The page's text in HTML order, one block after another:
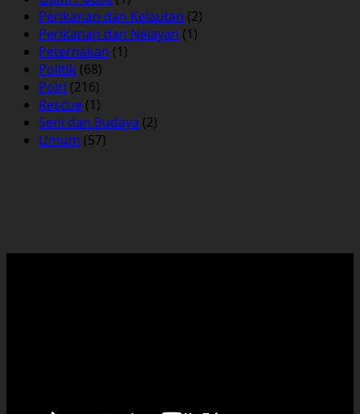
Perikanan dan Kelautan (2)
Perikanan dan Nelayan (1)
Peternakan (1)
Politik (68)
Polri (216)
Rescue (1)
Seni dan Budaya (2)
Umum (57)